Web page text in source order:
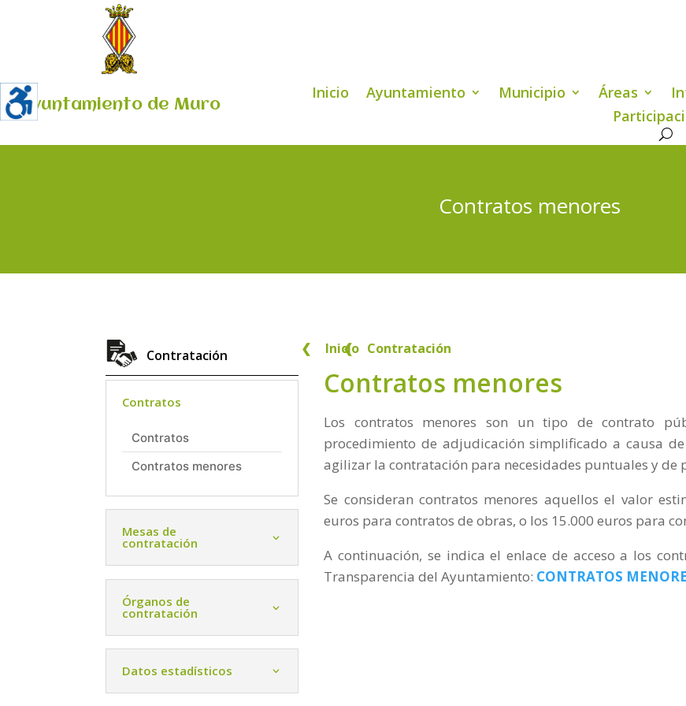
Ayuntamiento de Muro
Inicio Ayuntamiento Municipio Áreas
Contratos menores
Contratación ❮ Inicio
❮ Contratación
Contratos menores
Contratos
Contratos
Contratos menores
Mesas de
contratación
Órganos de
contratación
Datos estadísticos
Los contratos menores son un tipo de contrato
procedimiento de adjudicación simplificado a causa
agilizar la contratación para necesidades puntuales y de
Se consideran contratos menores aquellos el valor
euros para contratos de obras, o los 15.000 euros para
A continuación, se indica el enlace de acceso a los
Transparencia del Ayuntamiento: CONTRATOS